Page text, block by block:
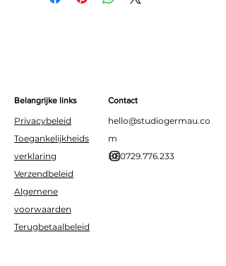
Belangrijke links
Privacybeleid
Toegankelijkheids
verklaring
Verzendbeleid
Algemene
voorwaarden
Terugbetaalbeleid
Contact
hello@studiogermau.co
m
BE0729.776.233